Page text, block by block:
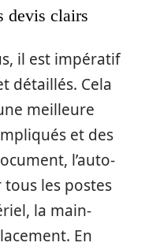
devis clairs
il est impératif
détaillés. Cela
meilleure
et des
l’auto-
les postes
la main-
En